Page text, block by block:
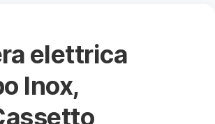
elettrica
Inox,